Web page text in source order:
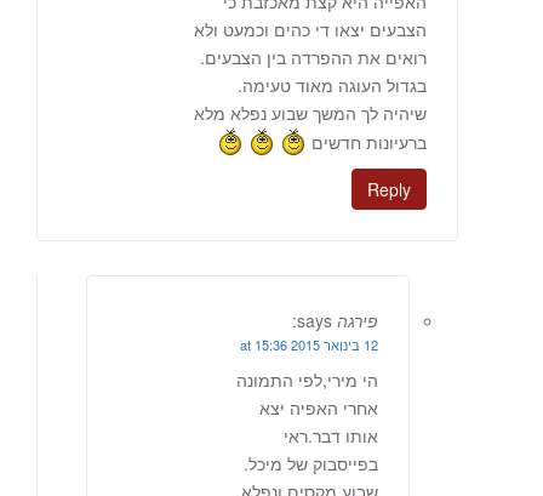
הצבעים יצאו די כהים וכמעט ולא
רואים את ההפרדה בין הצבעים.
בגדול העוגה מאוד טעימה.
שיהיה לך המשך שבוע נפלא מלא
ברעיונות חדשים
Reply
פירגה says:
12 בינואר 2015 at 15:36
הי מירי,לפי התמונה
אחרי האפיה יצא
אותו דבר.ראי
בפייסבוק של מיכל.